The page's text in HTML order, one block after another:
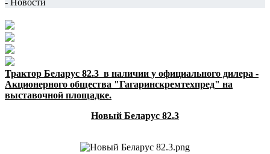
Трактор Беларус 82.3 в наличии у официального дилера -
Акционерного общества "Гагаринскремтехпред" на
выставочной площадке.
Новый Беларус 82.3